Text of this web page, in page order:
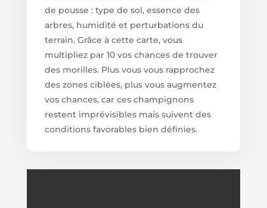
de pousse : type de sol, essence des
arbres, humidité et perturbations du
terrain. Grâce à cette carte, vous
multipliez par 10 vos chances de trouver
des morilles. Plus vous vous rapprochez
des zones ciblées, plus vous augmentez
vos chances, car ces champignons
restent imprévisibles mais suivent des
conditions favorables bien définies.